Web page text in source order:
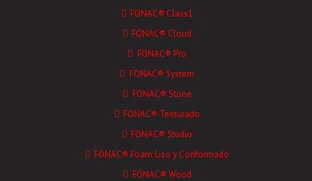
FONAC® Class1
FONAC® Cloud
FONAC® Pro
FONAC® System
FONAC® Stone
FONAC® Texturado
FONAC® Studio
FONAC® Foam Liso y Conformado
FONAC® Wood